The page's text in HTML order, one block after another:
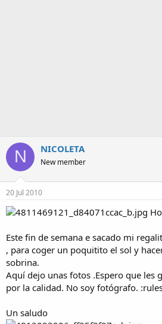
N NICOLETA
New member
20 Jul 2010
Este fin de semana e sacado mi
, para coger un poquitito el sol y
sobrina.
Aquí dejo unas fotos .Espero que les
por la calidad. No soy fotógrafo.
Un saludo